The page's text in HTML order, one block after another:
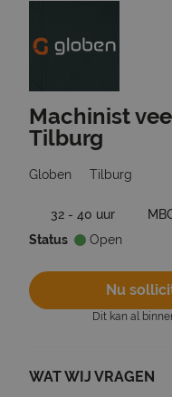
Machinist
Tilburg
Globen Tilburg
32 - 40 uur
Status
Open
Nu
Dit kan al
WAT WIJ VRAGEN